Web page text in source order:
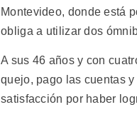
Montevideo, donde está
obliga a utilizar dos
A sus 46 años y con
quejo, pago las cuentas
satisfacción por haber